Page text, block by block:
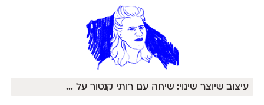
עיצוב שיוצר שינוי: שיחה עם רותי קנטור על ...